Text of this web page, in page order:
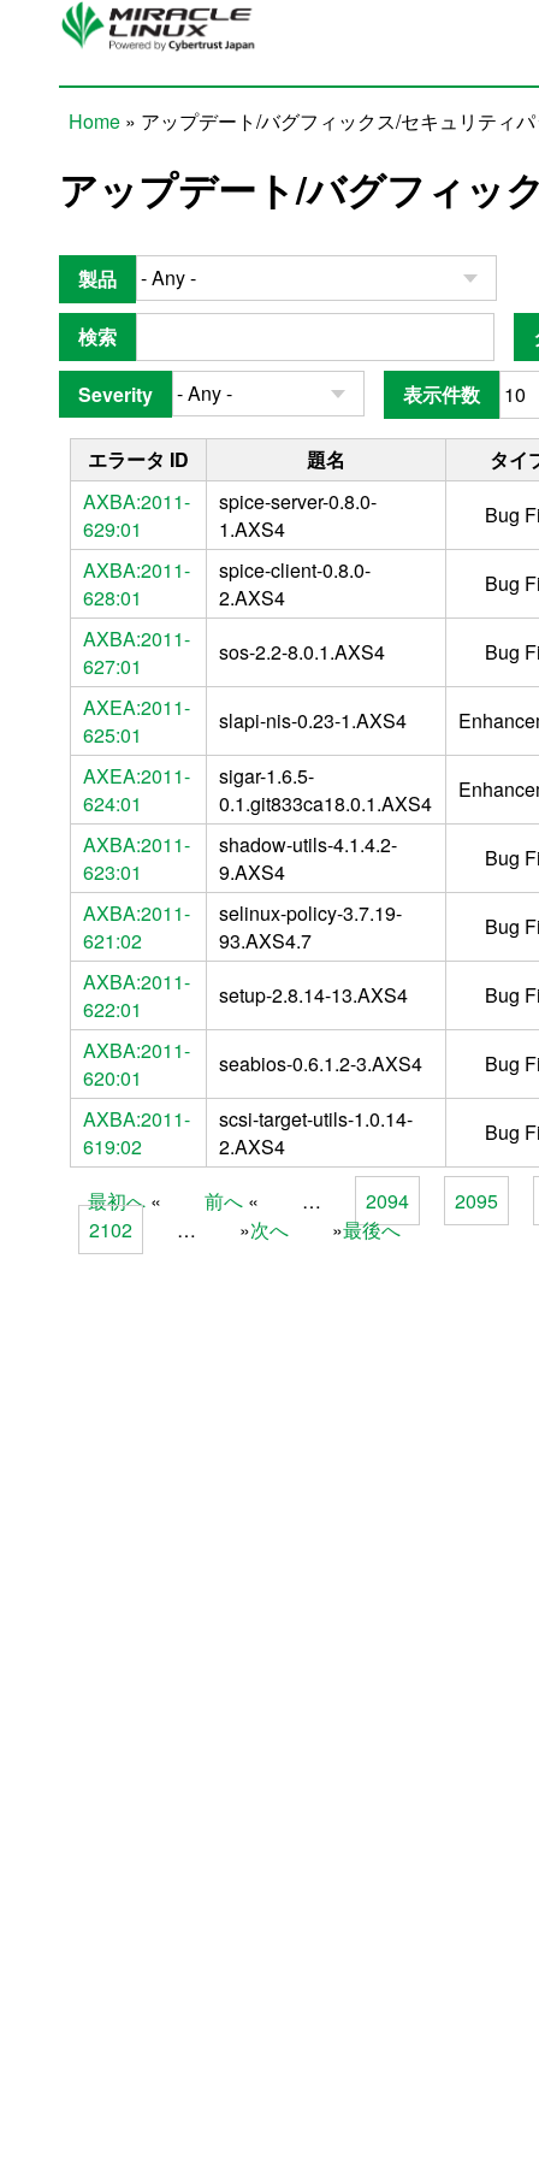
Skip to main content
Home » アップデート/バグフィックス/セキュリティ
アップデート/バグフィッ
製品
検索
Severity 表示件数
エラータ ID 題名
タイ
AXBA:2011-
629:01
spice-server-0.8.0-
1.AXS4
Bug
AXBA:2011-
628:01
spice-client-0.8.0-
2.AXS4
Bug
AXBA:2011-
627:01
sos-2.2-8.0.1.AXS4
Bug
AXEA:2011-
625:01
slapi-nis-0.23-1.AXS4
AXEA:2011-
624:01
sigar-1.6.5-
0.1.git833ca18.0.1.AXS4
AXBA:2011-
623:01
shadow-utils-4.1.4.2-
9.AXS4
Bug
AXBA:2011-
621:02
selinux-policy-3.7.19-
93.AXS4.7
Bug
AXBA:2011-
622:01
setup-2.8.14-13.AXS4
Bug
AXBA:2011-
620:01
seabios-0.6.1.2-3.AXS4
Bug
AXBA:2011-
619:02
scsi-target-utils-1.0.14-
2.AXS4
Bug
Pages
最初へ 前へ … 2094
2095
2102
… 次へ 最後へ